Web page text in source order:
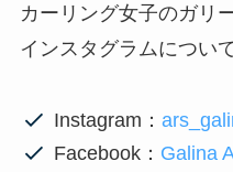
カーリング女子のガリ
インスタグラムについ
Instagram：
Facebook： Galina